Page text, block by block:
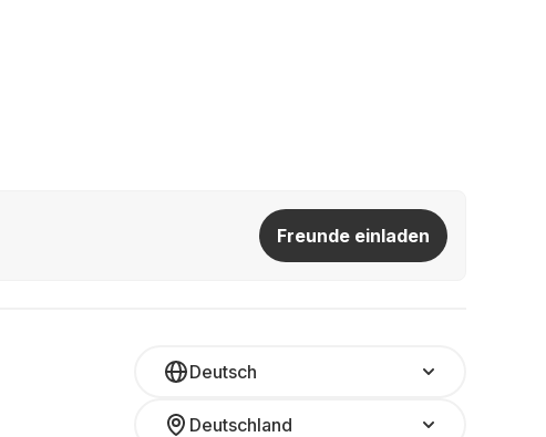
Freunde einladen
Deutsch
Deutschland